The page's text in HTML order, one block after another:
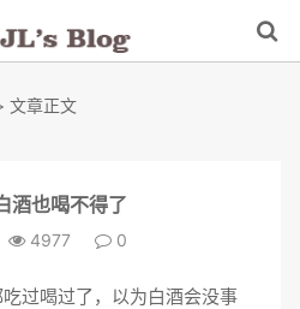
文章正文
酒也喝不得了
4977 0
过喝过了，以为白酒会没事